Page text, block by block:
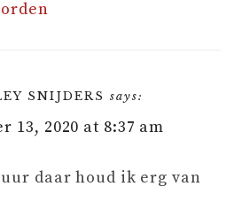
SNIJDERS says:
13, 2020 at 8:37 am
daar houd ik erg van